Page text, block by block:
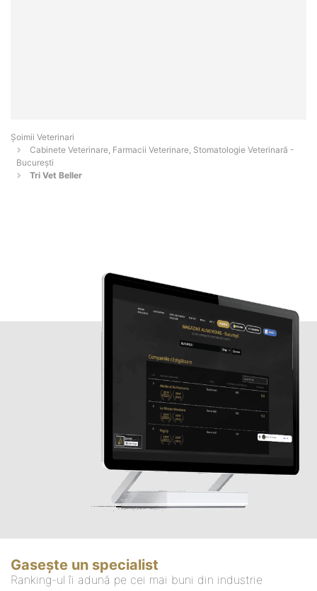
Șoimii Veterinari
Cabinete Veterinare, Farmacii Veterinare, Stomatologie Veterinară -
Bucureşti
Tri Vet Beller
Gasește un specialist
Ranking-ul îi adună pe cei mai buni din industrie